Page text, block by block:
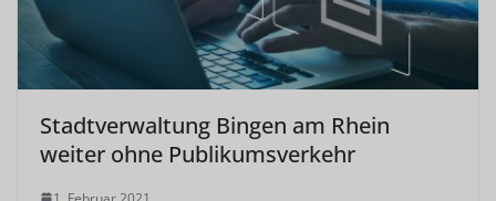
Stadtverwaltung Bingen am Rhein
weiter ohne Publikumsverkehr